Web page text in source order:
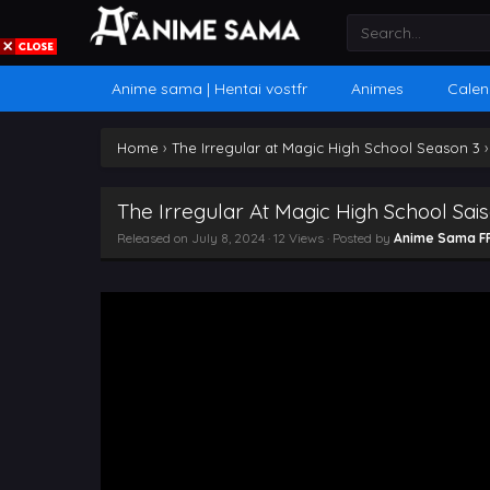
Anime sama | Hentai vostfr Animes
Home › The Irregular at Magic High School Season 3
The Irregular At Magic High School
Released on July 8, 2024 · 12 Views · Posted by Anime Sama